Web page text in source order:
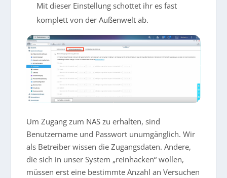
Mit dieser Einstellung schottet ihr es fast
komplett von der Außenwelt ab.
Um Zugang zum NAS zu erhalten, sind
Benutzername und Passwort unumgänglich. Wir
als Betreiber wissen die Zugangsdaten. Andere,
die sich in unser System „reinhacken“ wollen,
müssen erst eine bestimmte Anzahl an Versuchen